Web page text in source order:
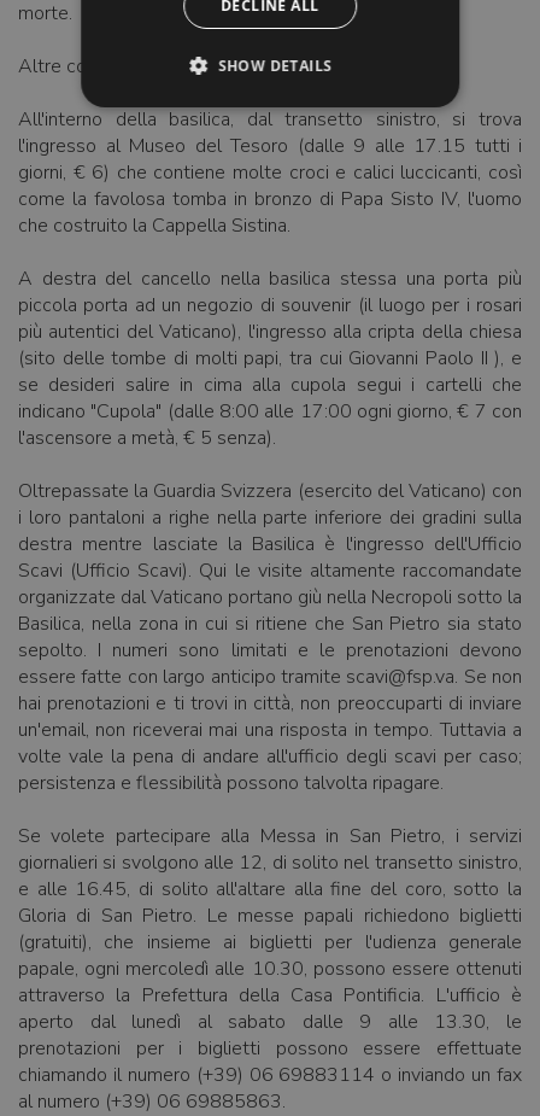
morte.
Altre cose da visitare intorno alla Basilica.
All'interno della basilica, dal transetto sinistro, si trova
l'ingresso al Museo del Tesoro (dalle 9 alle 17.15 tutti i
giorni, € 6) che contiene molte croci e calici luccicanti, così
come la favolosa tomba in bronzo di Papa Sisto IV, l'uomo
che costruito la Cappella Sistina.
A destra del cancello nella basilica stessa una porta più
piccola porta ad un negozio di souvenir (il luogo per i rosari
più autentici del Vaticano), l'ingresso alla cripta della chiesa
(sito delle tombe di molti papi, tra cui Giovanni Paolo II ), e
se desideri salire in cima alla cupola segui i cartelli che
indicano "Cupola" (dalle 8:00 alle 17:00 ogni giorno, € 7 con
l'ascensore a metà, € 5 senza).
Oltrepassate la Guardia Svizzera (esercito del Vaticano) con
i loro pantaloni a righe nella parte inferiore dei gradini sulla
destra mentre lasciate la Basilica è l'ingresso dell'Ufficio
Scavi (Ufficio Scavi). Qui le visite altamente raccomandate
organizzate dal Vaticano portano giù nella Necropoli sotto la
Basilica, nella zona in cui si ritiene che San Pietro sia stato
sepolto. I numeri sono limitati e le prenotazioni devono
essere fatte con largo anticipo tramite scavi@fsp.va. Se non
hai prenotazioni e ti trovi in ​​città, non preoccuparti di inviare
un'email, non riceverai mai una risposta in tempo. Tuttavia a
volte vale la pena di andare all'ufficio degli scavi per caso;
persistenza e flessibilità possono talvolta ripagare.
Se volete partecipare alla Messa in San Pietro, i servizi
giornalieri si svolgono alle 12, di solito nel transetto sinistro,
e alle 16.45, di solito all'altare alla fine del coro, sotto la
Gloria di San Pietro. Le messe papali richiedono biglietti
(gratuiti), che insieme ai biglietti per l'udienza generale
papale, ogni mercoledì alle 10.30, possono essere ottenuti
attraverso la Prefettura della Casa Pontificia. L'ufficio è
aperto dal lunedì al sabato dalle 9 alle 13.30, le
prenotazioni per i biglietti possono essere effettuate
chiamando il numero (+39) 06 69883114 o inviando un fax
al numero (+39) 06 69885863.
DECLINE ALL
SHOW DETAILS